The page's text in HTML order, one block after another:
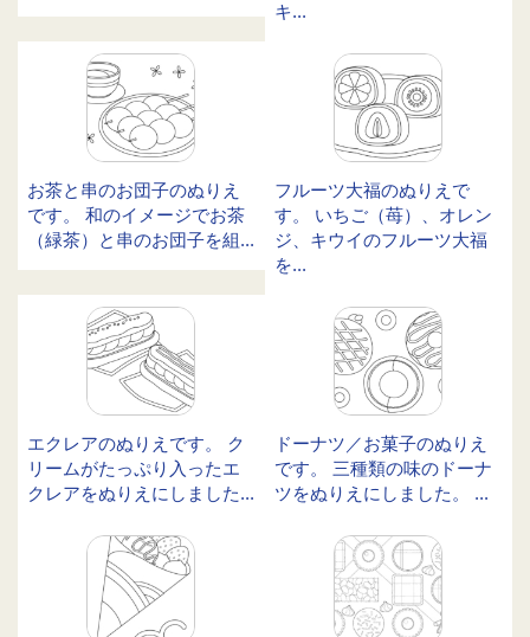
キ...
お茶と串のお団子のぬりえ
です。 和のイメージでお茶
（緑茶）と串のお団子を組...
フルーツ大福のぬりえで
す。 いちご（苺）、オレン
ジ、キウイのフルーツ大福
を...
エクレアのぬりえです。 ク
リームがたっぷり入ったエ
クレアをぬりえにしました...
ドーナツ／お菓子のぬりえ
です。 三種類の味のドーナ
ツをぬりえにしました。 ...